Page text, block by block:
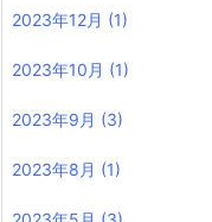
2023年12月 (1)
2023年10月 (1)
2023年9月 (3)
2023年8月 (1)